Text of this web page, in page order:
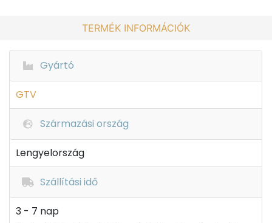
TERMÉK INFORMÁCIÓK
Gyártó
GTV
Származási ország
Lengyelország
Szállítási idő
3 - 7 nap